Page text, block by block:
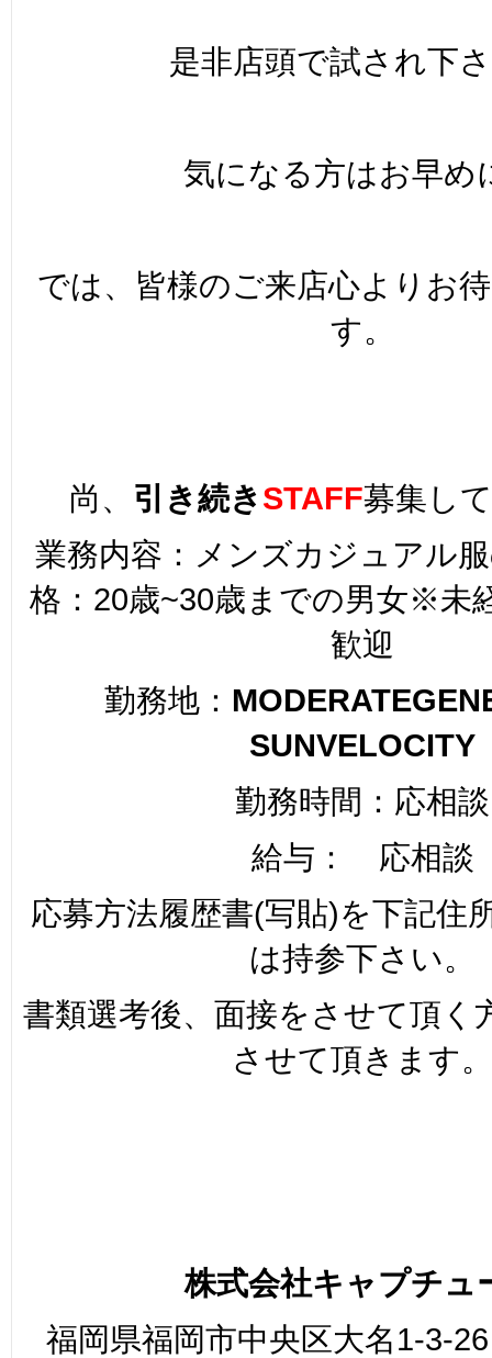
是非店頭で試され下
気になる方はお早め
では、皆様のご来店心よりお
す。
尚、 引き続きSTAFF募集し
業務内容：メンズカジュアル
格：20歳~30歳までの男女※未
歓迎
勤務地：
SUNVELOCITY
勤務時間：応相談
給与： 応相談
応募方法履歴書(写貼)を下記住
は持参下さい。
書類選考後、面接をさせて頂く
させて頂きます。
株式会社キャプチュ
福岡県福岡市中央区大名1-3-